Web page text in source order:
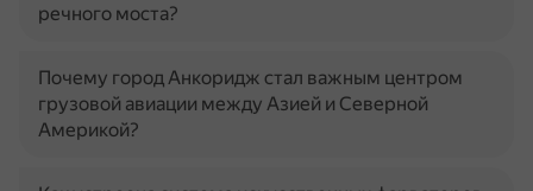
речного моста?
Почему город Анкоридж стал важным центром
грузовой авиации между Азией и Северной
Америкой?